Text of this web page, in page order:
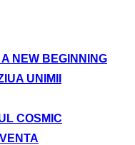
NEW BEGINNING
UNIMII
COSMIC